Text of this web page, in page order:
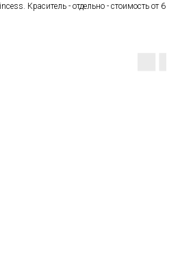
Краситель - отдельно - стоимость от 6